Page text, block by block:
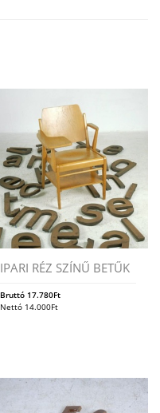
IPARI RÉZ SZÍNŰ BETŰK
Bruttó 17.780Ft
Nettó 14.000Ft